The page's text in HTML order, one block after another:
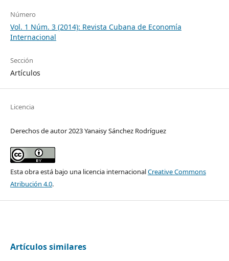
Número
Vol. 1 Núm. 3 (2014): Revista Cubana de Economía
Internacional
Sección
Artículos
Licencia
Derechos de autor 2023 Yanaisy Sánchez Rodríguez
Esta obra está bajo una licencia internacionalCreative Commons
Atribución 4.0.
Artículos similares